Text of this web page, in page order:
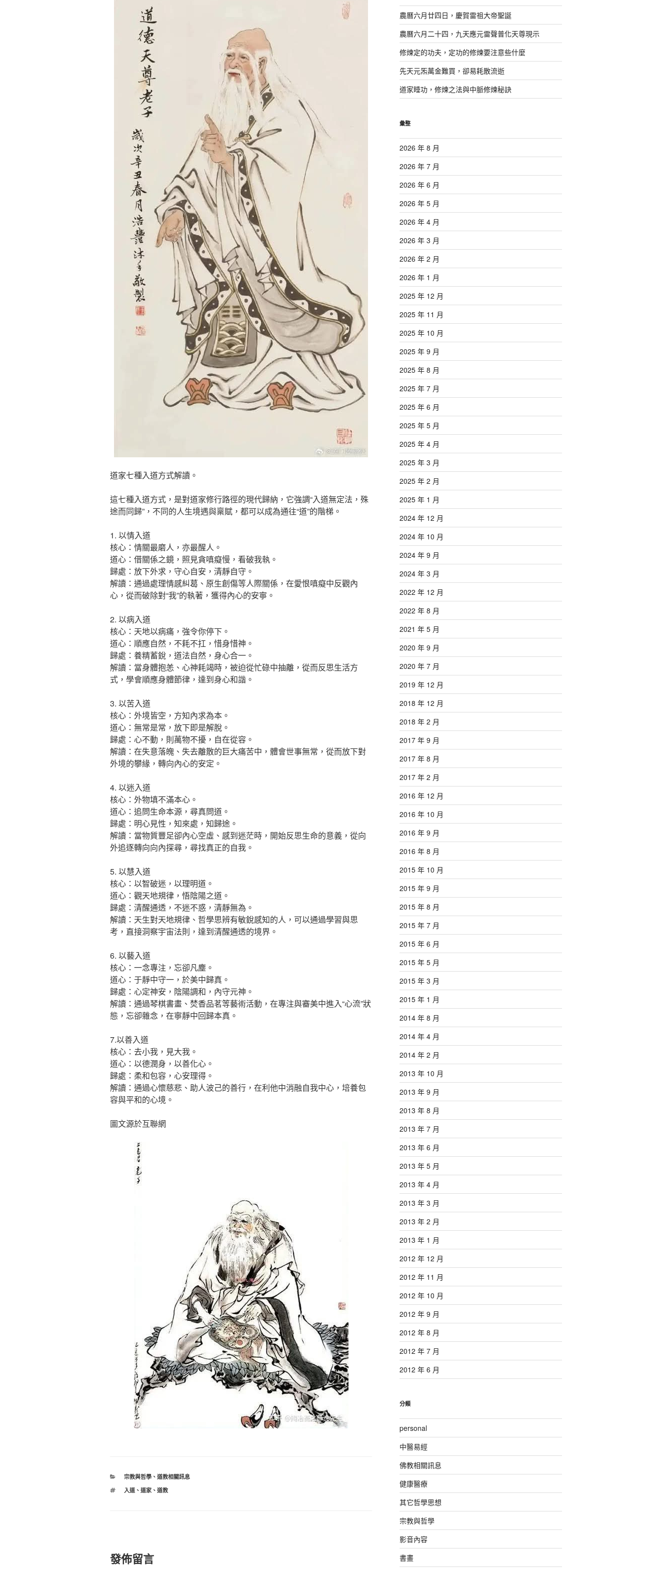
道家七種入道方式解讀。
這七種入道方式，是對道家修行路徑的現代歸納，它強調“入道無定法，殊
途而同歸”，不同的人生境遇與稟賦，都可以成為通往“道”的階梯。
1. 以情入道
核心：情關最磨人，亦最醒人。
道心：借關係之鏡，照見貪嗔癡慢，看破我執。
歸處：放下外求，守心自安，清靜自守。
解讀：通過處理情感糾葛、原生創傷等人際關係，在愛恨嗔癡中反觀內
心，從而破除對“我”的執著，獲得內心的安寧。
2. 以病入道
核心：天地以病痛，強令你停下。
道心：順應自然，不耗不扛，惜身惜神。
歸處：養精蓄銳，道法自然，身心合一。
解讀：當身體抱恙、心神耗竭時，被迫從忙碌中抽離，從而反思生活方
式，學會順應身體節律，達到身心和諧。
3. 以苦入道
核心：外境皆空，方知內求為本。
道心：無常是常，放下即是解脫。
歸處：心不動，則萬物不擾，自在從容。
解讀：在失意落魄、失去離散的巨大痛苦中，體會世事無常，從而放下對
外境的攀緣，轉向內心的安定。
4. 以迷入道
核心：外物填不滿本心。
道心：追問生命本源，尋真問道。
歸處：明心見性，知來處，知歸途。
解讀：當物質豐足卻內心空虛、感到迷茫時，開始反思生命的意義，從向
外追逐轉向向內探尋，尋找真正的自我。
5. 以慧入道
核心：以智破迷，以理明道。
道心：觀天地規律，悟陰陽之道。
歸處：清醒通透，不迷不惑，清靜無為。
解讀：天生對天地規律、哲學思辨有敏銳感知的人，可以通過學習與思
考，直接洞察宇宙法則，達到清醒通透的境界。
6. 以藝入道
核心：一念專注，忘卻凡塵。
道心：于靜中守一，於美中歸真。
歸處：心定神安，陰陽調和，內守元神。
解讀：通過琴棋書畫、焚香品茗等藝術活動，在專注與審美中進入“心流”狀
態，忘卻雜念，在寧靜中回歸本真。
7.以善入道
核心：去小我，見大我。
道心：以德潤身，以善化心。
歸處：柔和包容，心安理得。
解讀：通過心懷慈悲、助人波己的善行，在利他中消融自我中心，培養包
容與平和的心境。
圖文源於互聯網
分
宗教與哲學、 道教相關訊息
標
入道、 道家、 道教
發佈留言
農曆六月廿四日，慶賀雷祖大帝聖誕
農曆六月二十四，九天應元雷聲普化天尊現示
修煉定的功夫，定功的修煉要注意些什麼
先天元炁萬金難買，卻易耗散流逝
道家睡功，修煉之法與中脈修煉秘訣
彙整
2026 年 8 月
2026 年 7 月
2026 年 6 月
2026 年 5 月
2026 年 4 月
2026 年 3 月
2026 年 2 月
2026 年 1 月
2025 年 12 月
2025 年 11 月
2025 年 10 月
2025 年 9 月
2025 年 8 月
2025 年 7 月
2025 年 6 月
2025 年 5 月
2025 年 4 月
2025 年 3 月
2025 年 2 月
2025 年 1 月
2024 年 12 月
2024 年 10 月
2024 年 9 月
2024 年 3 月
2022 年 12 月
2022 年 8 月
2021 年 5 月
2020 年 9 月
2020 年 7 月
2019 年 12 月
2018 年 12 月
2018 年 2 月
2017 年 9 月
2017 年 8 月
2017 年 2 月
2016 年 12 月
2016 年 10 月
2016 年 9 月
2016 年 8 月
2015 年 10 月
2015 年 9 月
2015 年 8 月
2015 年 7 月
2015 年 6 月
2015 年 5 月
2015 年 3 月
2015 年 1 月
2014 年 8 月
2014 年 4 月
2014 年 2 月
2013 年 10 月
2013 年 9 月
2013 年 8 月
2013 年 7 月
2013 年 6 月
2013 年 5 月
2013 年 4 月
2013 年 3 月
2013 年 2 月
2013 年 1 月
2012 年 12 月
2012 年 11 月
2012 年 10 月
2012 年 9 月
2012 年 8 月
2012 年 7 月
2012 年 6 月
分類
personal
中醫易經
佛教相關訊息
健康醫療
其它哲學思想
宗教與哲學
影音內容
書畫